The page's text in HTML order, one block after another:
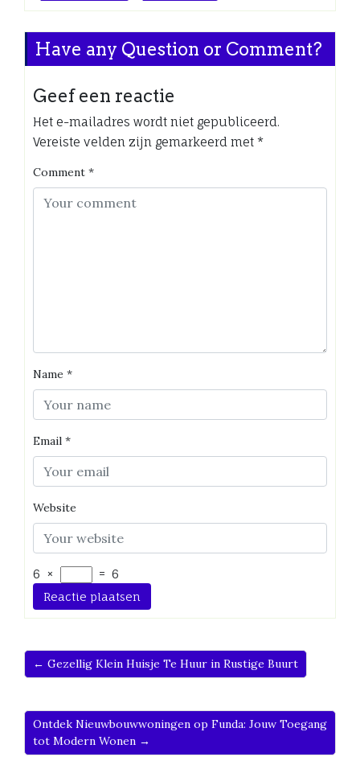
Have any Question or Comment?
Geef een reactie
Het e-mailadres wordt niet gepubliceerd.
Vereiste velden zijn gemarkeerd met *
Comment *
Name *
Email *
Website
6 × = 6
← Gezellig Klein Huisje Te Huur in Rustige Buurt
Ontdek Nieuwbouwwoningen op Funda: Jouw Toegang
tot Modern Wonen →